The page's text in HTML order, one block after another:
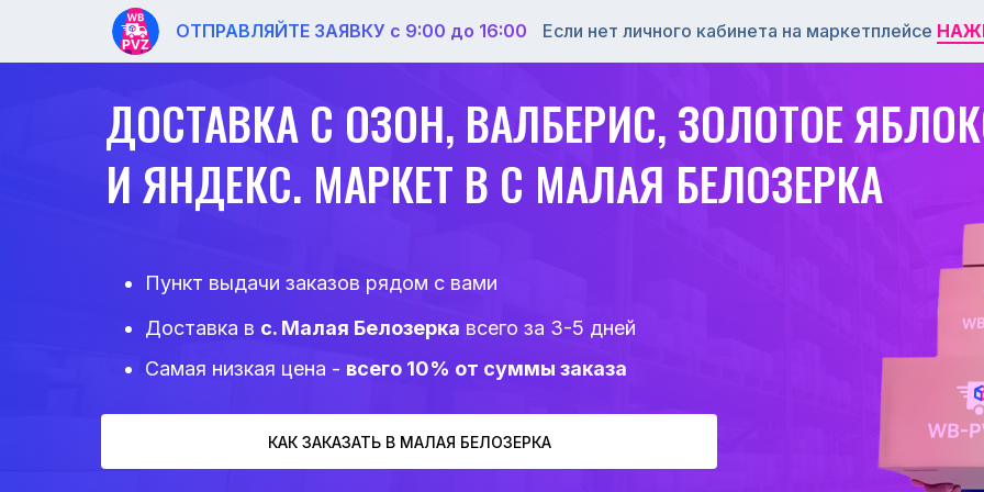
Если нет личного кабинета на маркетплейсе
ОТПРАВЛЯЙТЕ ЗАЯВКУ с 9:00 до 16:00
ДОСТАВКА С ОЗОН, ВАЛБЕРИС, ЗОЛОТОЕ
И ЯНДЕКС. МАРКЕТ В С МАЛАЯ БЕЛОЗЕРКА
Пункт выдачи заказов рядом с вами
Доставка в с. Малая Белозерка всего за 3-5 дней
Самая низкая цена - всего 10% от суммы заказа
КАК ЗАКАЗАТЬ В МАЛАЯ БЕЛОЗЕРКА